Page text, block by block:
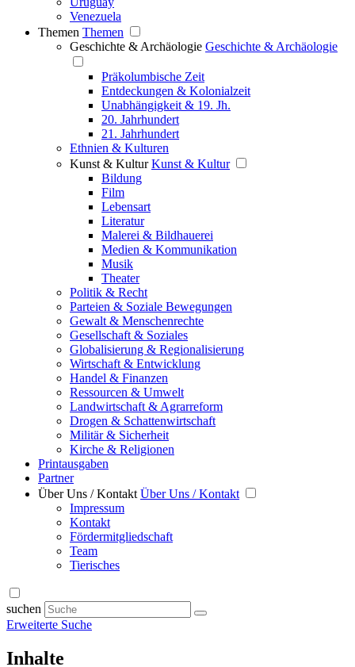
Venezuela
Themen Themen
Geschichte & Archäologie Geschichte & Archäologie
Präkolumbische Zeit
Entdeckungen & Kolonialzeit
Unabhängigkeit & 19. Jh.
20. Jahrhundert
21. Jahrhundert
Ethnien & Kulturen
Kunst & Kultur Kunst & Kultur
Bildung
Film
Lebensart
Literatur
Malerei & Bildhauerei
Medien & Kommunikation
Musik
Theater
Politik & Recht
Parteien & Soziale Bewegungen
Gewalt & Menschenrechte
Gesellschaft & Soziales
Globalisierung & Regionalisierung
Wirtschaft & Entwicklung
Handel & Finanzen
Ressourcen & Umwelt
Landwirtschaft & Agrarreform
Drogen & Schattenwirtschaft
Militär & Sicherheit
Kirche & Religionen
Printausgaben
Partner
Über Uns / Kontakt Über Uns / Kontakt
Impressum
Kontakt
Fördermitgliedschaft
Team
Tierisches
suchen
Erweiterte Suche
Inhalte